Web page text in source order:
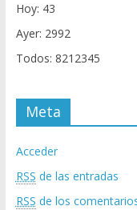
Hoy: 43
Ayer: 2992
Todos: 8212345
Meta
Acceder
RSS de las entradas
RSS de los